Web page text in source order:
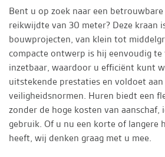
Bent u op zoek naar een
reikwijdte van 30 meter? Deze kraan
bouwprojecten, van klein tot
compacte ontwerp is hij eenvoudig
inzetbaar, waardoor u efficiënt kunt
uitstekende prestaties en voldoet
veiligheidsnormen. Huren biedt een
zonder de hoge kosten van
gebruik. Of u nu een korte of langere
heeft, wij denken graag met u mee.